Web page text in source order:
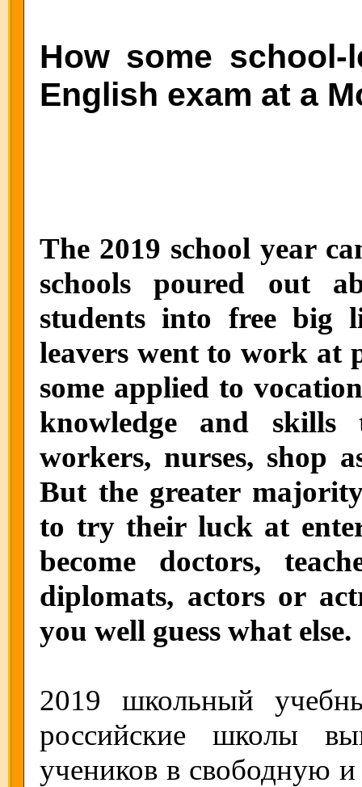
How some
English exam at a
The 2019 school year
schools poured out
students into free big
leavers went to work at
some applied to
knowledge and skills
workers, nurses, shop
But the greater
to try their luck at
become doctors,
diplomats, actors or
you well guess what else.
2019 школьный
российские школы
учеников в свободную